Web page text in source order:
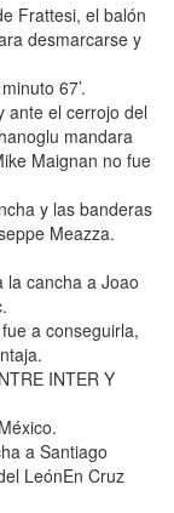
Frattesi, el balón
desmarcarse y
67’.
ante el cerrojo del
mandara
Maignan no fue
y las banderas
Meazza.
la cancha a Joao
a conseguirla,
INTER Y
a Santiago
LeónEn Cruz